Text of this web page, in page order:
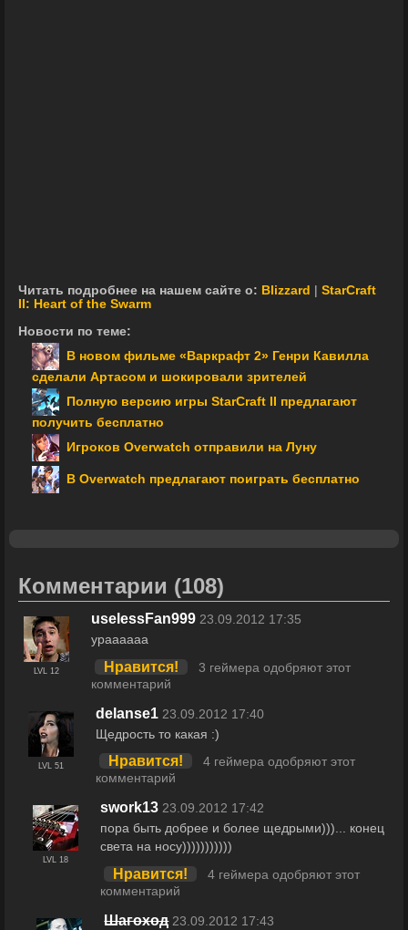
Читать подробнее на нашем сайте о: Blizzard
StarCraft
II: Heart of the Swarm
Новости по теме:
В новом фильме «Варкрафт 2» Генри Кавилла
сделали Артасом и шокировали зрителей
Полную версию игры StarCraft II предлагают
получить бесплатно
Игроков Overwatch отправили на Луну
В Overwatch предлагают поиграть бесплатно
Комментарии (108)
LVL 12
uselessFan999 23.09.2012 17:35
ураааааа
Нравится!
3 геймера одобряют этот
комментарий
LVL 51
delanse1 23.09.2012 17:40
Щедрость то какая :)
Нравится!
4 геймера одобряют этот
комментарий
LVL 18
swork13 23.09.2012 17:42
пора быть добрее и более щедрыми)))... конец
света на носу)))))))))))
Нравится!
4 геймера одобряют этот
комментарий
Шагоход 23.09.2012 17:43